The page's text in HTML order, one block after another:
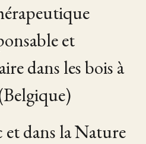
et
dans les bois à
et dans la Nature